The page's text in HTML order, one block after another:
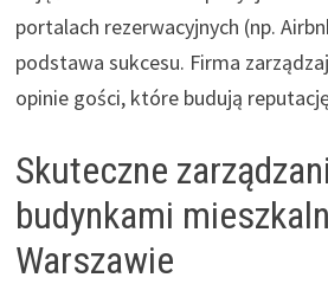
portalach rezerwacyjnych (np.
podstawa sukcesu. Firma
opinie gości, które budują
Skuteczne
budynkami
Warszawie